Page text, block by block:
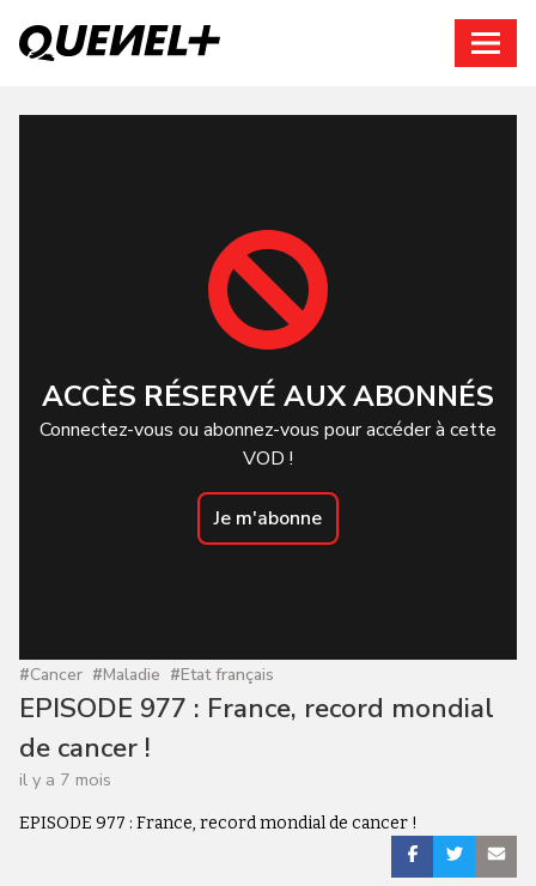
ACCÈS RÉSERVÉ AUX ABONNÉS
Connectez-vous ou abonnez-vous pour accéder à cette
VOD !
Je m'abonne
#Cancer #Maladie #Etat français
EPISODE 977 : France, record mondial
de cancer !
il y a 7 mois
EPISODE 977 : France, record mondial de cancer !